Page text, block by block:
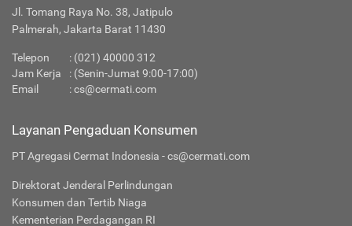
Jl. Tomang Raya No. 38, Jatipulo
Palmerah, Jakarta Barat 11430
Telepon : (021) 40000 312
Jam Kerja
: (Senin-Jumat 9:00-17:00)
Email
:cs@cermati.com
Layanan Pengaduan Konsumen
PT Agregasi Cermat Indonesia - cs@cermati.com
Direktorat Jenderal Perlindungan
Konsumen dan Tertib Niaga
Kementerian Perdagangan RI